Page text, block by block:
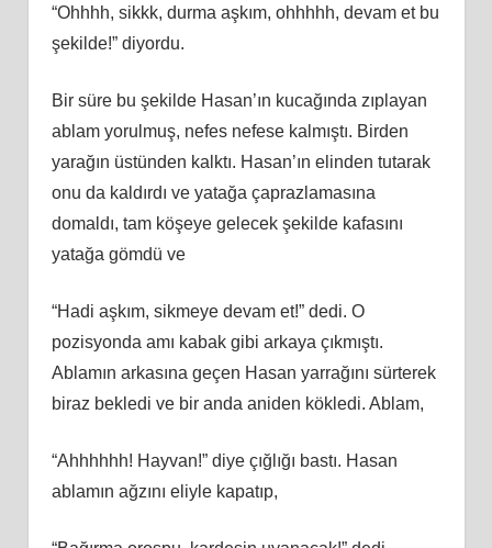
“Ohhhh, sikkk, durma aşkım, ohhhhh, devam et bu
şekilde!” diyordu.
Bir süre bu şekilde Hasan’ın kucağında zıplayan
ablam yorulmuş, nefes nefese kalmıştı. Birden
yarağın üstünden kalktı. Hasan’ın elinden tutarak
onu da kaldırdı ve yatağa çaprazlamasına
domaldı, tam köşeye gelecek şekilde kafasını
yatağa gömdü ve
“Hadi aşkım, sikmeye devam et!” dedi. O
pozisyonda amı kabak gibi arkaya çıkmıştı.
Ablamın arkasına geçen Hasan yarrağını sürterek
biraz bekledi ve bir anda aniden kökledi. Ablam,
“Ahhhhhh! Hayvan!” diye çığlığı bastı. Hasan
ablamın ağzını eliyle kapatıp,